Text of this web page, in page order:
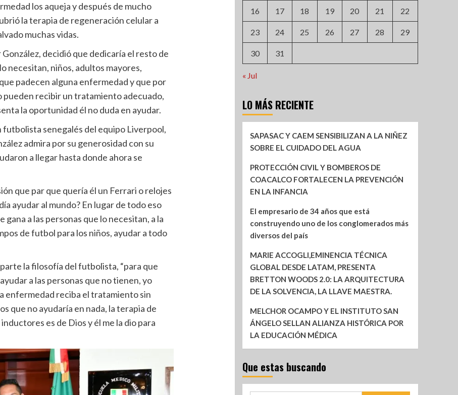
los aqueja y después de mucho
la terapia de regeneración celular a
muchas vidas.
decidió que dedicaría el resto de
necesitan, niños, adultos mayores,
padecen alguna enfermedad y que por
pueden recibir un tratamiento adecuado,
la oportunidad él no duda en ayudar.
futbolista senegalés del equipo Liverpool,
admira por su generosidad con su
a llegar hasta donde ahora se
que par que quería él un Ferrari o relojes
ayudar al mundo? En lugar de todo eso
a las personas que lo necesitan, a la
de futbol para los niños, ayudar a todo
la filosofía del futbolista, “para que
a las personas que no tienen, yo
enfermedad reciba el tratamiento sin
que no ayudaría en nada, la terapia de
es de Dios y él me la dio para
16 17 18 19 20 21 22
23 24 25 26 27 28 29
30 31
« Jul
LO MÁS RECIENTE
SAPASAC Y CAEM SENSIBILIZAN A LA NIÑEZ
SOBRE EL CUIDADO DEL AGUA
PROTECCIÓN CIVIL Y BOMBEROS DE
COACALCO FORTALECEN LA PREVENCIÓN
EN LA INFANCIA
El empresario de 34 años que está
construyendo uno de los conglomerados más
diversos del país
MARIE ACCOGLI,EMINENCIA TÉCNICA
GLOBAL DESDE LATAM, PRESENTA
BRETTON WOODS 2.0: LA ARQUITECTURA
DE LA SOLVENCIA, LA LLAVE MAESTRA.
MELCHOR OCAMPO Y EL INSTITUTO SAN
ÁNGELO SELLAN ALIANZA HISTÓRICA POR
LA EDUCACIÓN MÉDICA
Que estas buscando